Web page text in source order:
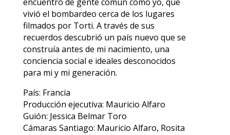
vivió el bombardeo cerca de los lugares
filmados por Torti. A través de sus
recuerdos descubrió un país nuevo que se
construía antes de mi nacimiento, una
conciencia social e ideales desconocidos
para mi y mi generación.
País: Francia
Producción ejecutiva: Mauricio Alfaro
Guión: Jessica Belmar Toro
Cámaras Santiago: Mauricio Alfaro, Rosita